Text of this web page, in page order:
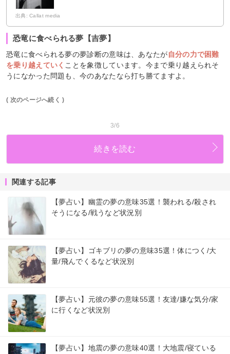
出典: Callat media
恐竜に食べられる夢【吉夢】
恐竜に食べられる夢の夢診断の意味は、あなたが自分の力で困難
を乗り越えていく ことを象徴しています。今まで乗り越えられそ
うになかった問題も、今のあなたなら打ち勝てますよ。
( 次のページへ続く )
3/6
続きを読む
関連する記事
【夢占い】幽霊の夢の意味35選！襲われる/殺され
そうになる/戦うなど状況別
【夢占い】ゴキブリの夢の意味35選！体につく/大
量/飛んでくるなど状況別
【夢占い】元彼の夢の意味55選！友達/嫌な気分/家
に行くなど状況別
【夢占い】地震の夢の意味40選！大地震/寝ている